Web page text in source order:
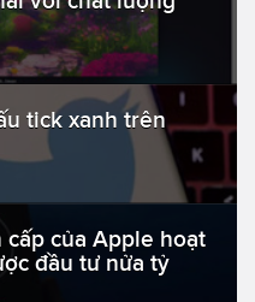
tick xanh trên
của Apple hoạt
đầu tư nửa tỷ